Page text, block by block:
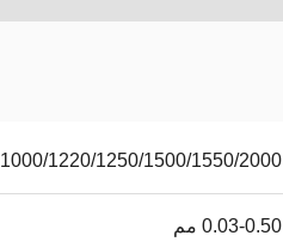
1000/1220/1250/1500/1550/2000 ملم
0.03-0.50 مم